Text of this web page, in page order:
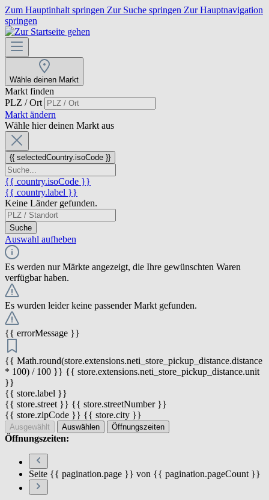
Zum Hauptinhalt springen Zur Suche springen Zur Hauptnavigation
springen
Wähle deinen Markt
Markt finden
PLZ / Ort
Markt ändern
Wähle hier deinen Markt aus
{{ selectedCountry.isoCode }}
{{ country.isoCode }}
{{ country.label }}
Keine Länder gefunden.
Suche
Auswahl aufheben
Es werden nur Märkte angezeigt, die Ihre gewünschten Waren
verfügbar haben.
Es wurden leider keine passender Markt gefunden.
{{ errorMessage }}
{{ Math.round(store.extensions.neti_store_pickup_distance.distance
* 100) / 100 }} {{ store.extensions.neti_store_pickup_distance.unit
}}
{{ store.label }}
{{ store.street }} {{ store.streetNumber }}
{{ store.zipCode }} {{ store.city }}
Ausgewählt Auswählen Öffnungszeiten
Öffnungszeiten:
Seite {{ pagination.page }} von {{ pagination.pageCount }}